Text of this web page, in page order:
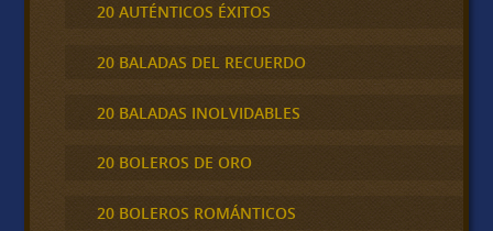
20 AUTÉNTICOS ÉXITOS
20 BALADAS DEL RECUERDO
20 BALADAS INOLVIDABLES
20 BOLEROS DE ORO
20 BOLEROS ROMÁNTICOS